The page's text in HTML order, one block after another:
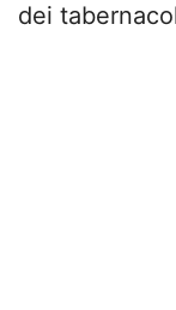
dei